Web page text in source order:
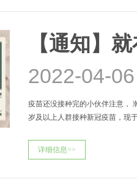
【通知】
2022-04-06
疫苗还没接种完的小伙伴注意，
岁及以上人群接种新冠疫苗，现
详细信息>>